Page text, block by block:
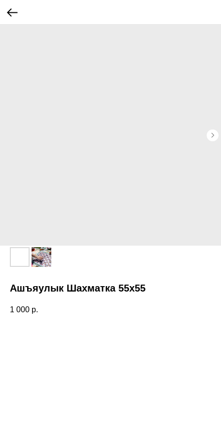
Ашъяулык Шахматка 55х55
1 000 р.